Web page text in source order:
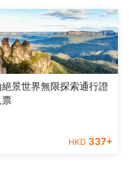
景世界無限探索通行證
票
HKD 337+